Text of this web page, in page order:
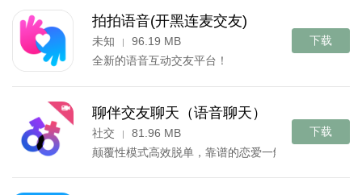
拍拍语音(开黑连麦交友)
未知 |
96.19 MB
全新的语音互动交友平台！
下载
聊伴交友聊天（语音聊天）
社交 |
81.96 MB
颠覆性模式高效脱单，靠谱的恋爱一触即发
下载